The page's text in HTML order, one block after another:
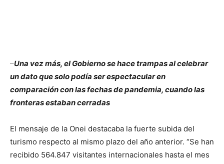
–Una vez más, el Gobierno se hace trampas al celebrar
un dato que solo podía ser espectacular en
comparación con las fechas de pandemia, cuando las
fronteras estaban cerradas
El mensaje de la Onei destacaba la fuerte subida del
turismo respecto al mismo plazo del año anterior. “Se han
recibido 564.847 visitantes internacionales hasta el mes